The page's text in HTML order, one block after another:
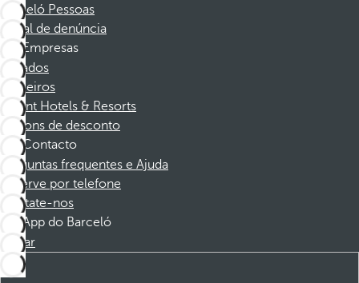
Barceló Pessoas
Canal de denúncia
Empresas
Afiliados
Parceiros
Dorint Hotels & Resorts
Cupons de desconto
Contacto
Perguntas frequentes e Ajuda
Reserve por telefone
Contate-nos
App do Barceló
Baixar